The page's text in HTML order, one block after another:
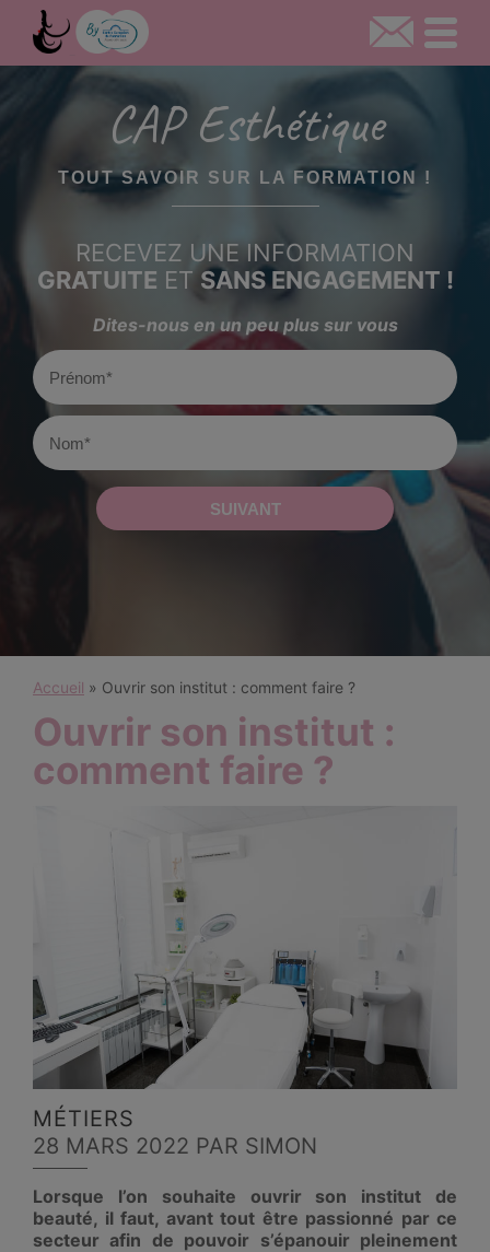
CAP Esthétique
TOUT SAVOIR SUR LA FORMATION !
RECEVEZ UNE INFORMATION
GRATUITE ET SANS ENGAGEMENT !
Dites-nous en un peu plus sur vous
Accueil » Ouvrir son institut : comment faire ?
Ouvrir son institut :
comment faire ?
MÉTIERS
28 MARS 2022 PAR SIMON
Lorsque l’on souhaite ouvrir son institut de
beauté, il faut, avant tout être passionné par ce
secteur afin de pouvoir s’épanouir pleinement